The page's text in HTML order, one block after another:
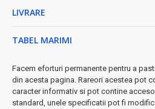
• Buton ON/OFF
•Construcție durabilăplastic
★ Ideal pentru:ceai, cafea,
birouri, dormitoare studențești
LIVRARE
TABEL MARIMI
Facem eforturi permanente pentru a
din acesta pagina. Rareori acestea pot
caracter informativ si pot contine
standard, unele specificatii pot fi